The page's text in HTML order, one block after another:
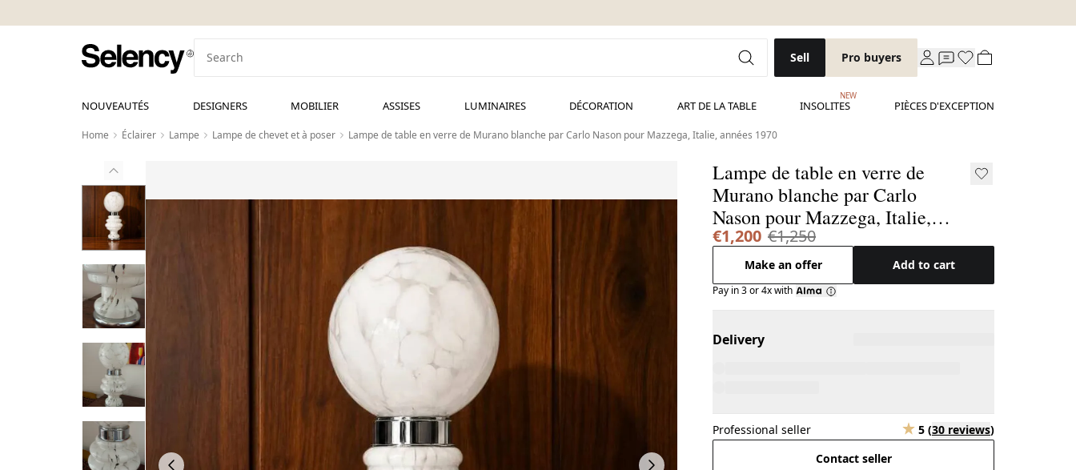
Sell Pro buyers
NOUVEAUTÉS DESIGNERS MOBILIER ASSISES LUMINAIRES DÉCORATION ART DE LA TABLE INSOLITES
NEW
PIÈCES D'EXCEPTION
Home Éclairer Lampe Lampe de chevet et à poser Lampe de table en verre de Murano blanche par Carlo Nason pour Mazzega, Italie, années 1970
Lampe de table en verre de
Murano blanche par Carlo
Nason pour Mazzega, Italie,
années 1970
€1,200 €1,250
Make an offer Add to cart
Pay in 3 or 4x with
Delivery
Professional seller 5 (30 reviews)
Contact seller